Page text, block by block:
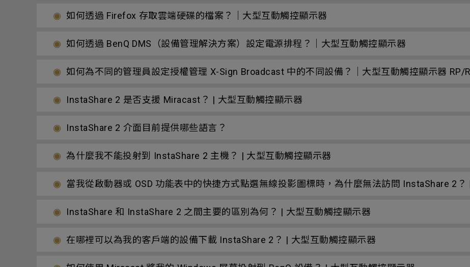
如何透過 Firefox 存取雲端硬碟的檔案？｜大型互動觸控顯示器
如何透過 BenQ DMS（設備管理解決方案）設定電源排程？｜大型互動觸控顯示器
如何為不同的管理員設定授權管理 X-Sign Broadcast 中的不同設備？｜大型互動觸控顯示器 RP/
InstaShare 2 是否支援 Miracast？ | 大型互動觸控顯示器
InstaShare 2 介面目前提供哪些語言？
為什麼我不能投射到 InstaShare 2 主機？ | 大型互動觸控顯示器
當我從啟動器或 OSD 功能表中的快捷方式點選無線投影圖標時，為什麼無法訪問 InstaShare 2
InstaShare 和 InstaShare 2 之間主要的區別為何？ | 大型互動觸控顯示器
在哪裡可以為我的客戶端的設備下載 InstaShare 2？ | 大型互動觸控顯示器